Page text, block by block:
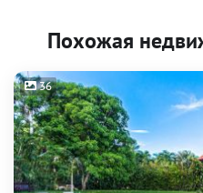
Похожая
36